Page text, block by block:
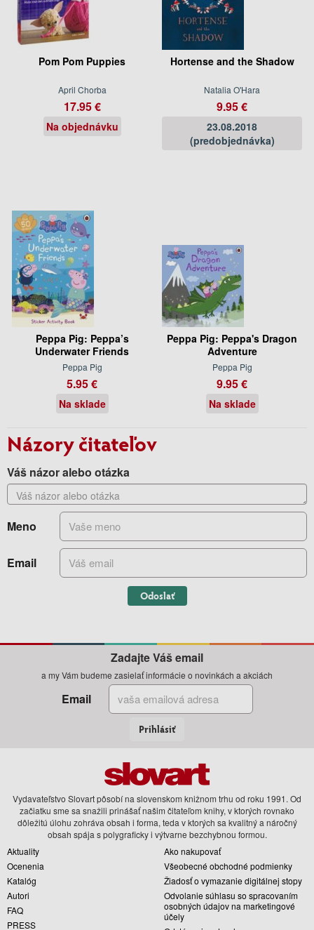
Pom Pom Puppies
April Chorba
17.95 €
Na objednávku
Hortense and the Shadow
Natalia O'Hara
9.95 €
23.08.2018
(predobjednávka)
Peppa Pig: Peppa’s
Underwater Friends
Peppa Pig
5.95 €
Na sklade
Peppa Pig: Peppa's Dragon
Adventure
Peppa Pig
9.95 €
Na sklade
Názory čitateľov
Váš názor alebo otázka
Meno
Email
Odoslať
Zadajte Váš email
a my Vám budeme zasielať informácie o novinkách a akciách
Email
Prihlásiť
Vydavateľstvo Slovart pôsobí na slovenskom knižnom trhu od roku 1991. Od
začiatku sme sa snažili prinášať našim čitateľom knihy, v ktorých rovnako
dôležitú úlohu zohráva obsah i forma, teda v ktorých sa kvalitný a náročný
obsah spája s polygraficky i výtvarne bezchybnou formou.
Aktuality
Ocenenia
Katalóg
Autori
FAQ
PRESS
Ako nakupovať
Všeobecné obchodné podmienky
Žiadosť o vymazanie digitálnej stopy
Odvolanie súhlasu so spracovaním
osobných údajov na marketingové
účely